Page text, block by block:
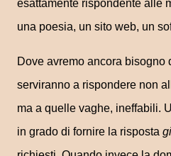
esattamente rispondente alle
una poesia, un sito web, un
Dove avremo ancora
serviranno a rispondere non
ma a quelle vaghe, ineffabili.
in grado di fornire la risposta